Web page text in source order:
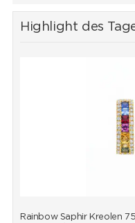
Highlight des
Rainbow Saphir Kreolen